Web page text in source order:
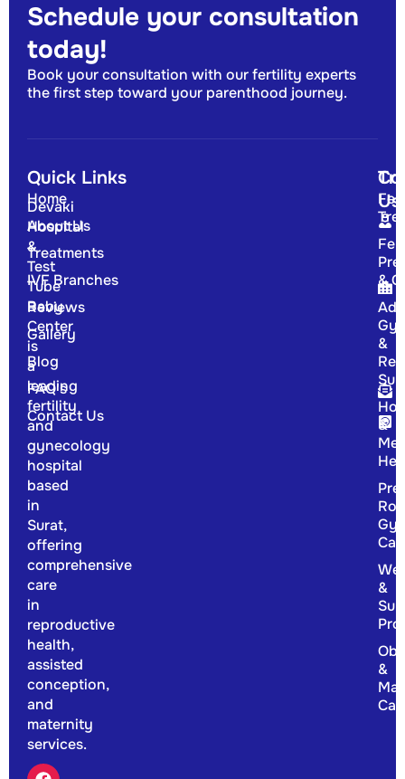
Schedule your consultation
today!
Book your consultation with our fertility experts
the first step toward your parenthood journey.
Devaki
Hospital
&
Test
Tube
Baby
Center
is
a
leading
fertility
and
gynecology
hospital
based
in
Surat,
offering
comprehensive
care
in
reproductive
health,
assisted
conception,
and
maternity
services.
Quick Links
Home
About Us
Treatments
IVF Branches
Reviews
Gallery
Blog
FAQ's
Contact Us
&
&
&
&
&
Us